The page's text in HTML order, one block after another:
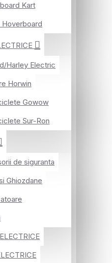
Kart
Hoverboard
Harley Electric
Horwin
Gowow
Sur-Ron
de siguranta
Ghiozdane